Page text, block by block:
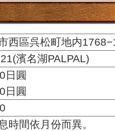
西區呉松町地内
濱名湖PALPAL)
日圓
日圓
時間依月份而異。